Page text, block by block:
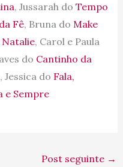
, Jussarah do Tempo
Fê, Bruna do Make
Natalie, Carol e Paula
do Cantinho da
Jessica do Fala,
e Sempre
Post seguinte →